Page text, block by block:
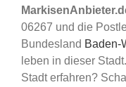
06267 und die
Bundesland Baden-
leben in dieser
Stadt erfahren?